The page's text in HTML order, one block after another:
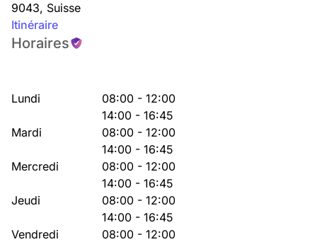
9043, Suisse
Itinéraire
Horaires
Lundi
08:00 - 12:00
14:00 - 16:45
Mardi
08:00 - 12:00
14:00 - 16:45
Mercredi
08:00 - 12:00
14:00 - 16:45
Jeudi
08:00 - 12:00
14:00 - 16:45
Vendredi
08:00 - 12:00